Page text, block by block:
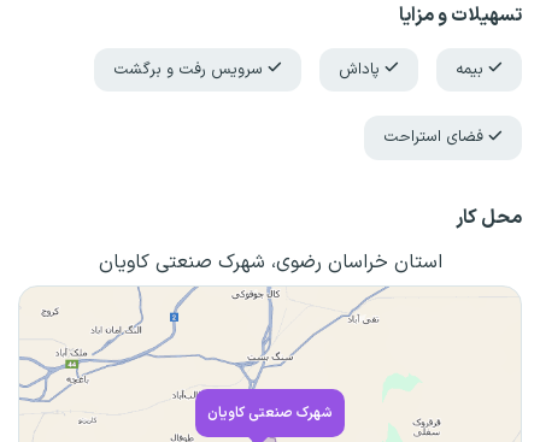
تسهیلات و مزایا
بیمه پاداش سرویس رفت و برگشت
فضای استراحت
محل کار
استان خراسان رضوی، شهرک صنعتی کاویان
شهرک صنعتی کاویان